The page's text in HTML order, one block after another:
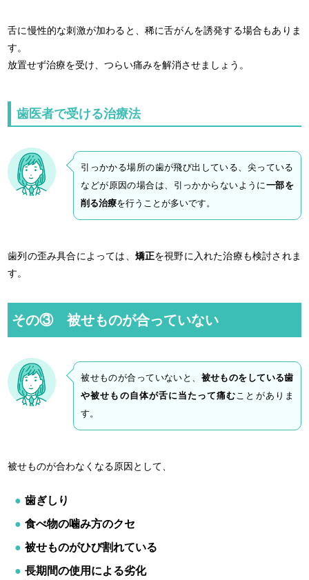
舌に慢性的な刺激が加わると、稀に舌がんを誘発する場合もありま
す。
放置せず治療を受け、つらい痛みを解消させましょう。
歯医者で受ける治療法
引っかかる場所の歯が飛び出している、尖っている
などが原因の場合は、引っかからないように一部を
削る治療を行うことが多いです。
歯列の歪み具合によっては、 矯正を視野に入れた治療も検討されま
す。
その③ 被せものが合っていない
被せものが合っていないと、 被せものをしている歯
や被せもの自体が舌に当たって痛む ことがありま
す。
被せものが合わなくなる原因として、
歯ぎしり
食べ物の噛み方のクセ
被せものがひび割れている
長期間の使用による劣化